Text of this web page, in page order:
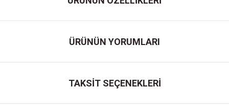
ÜRÜNÜN YORUMLARI
TAKSİT SEÇENEKLERİ